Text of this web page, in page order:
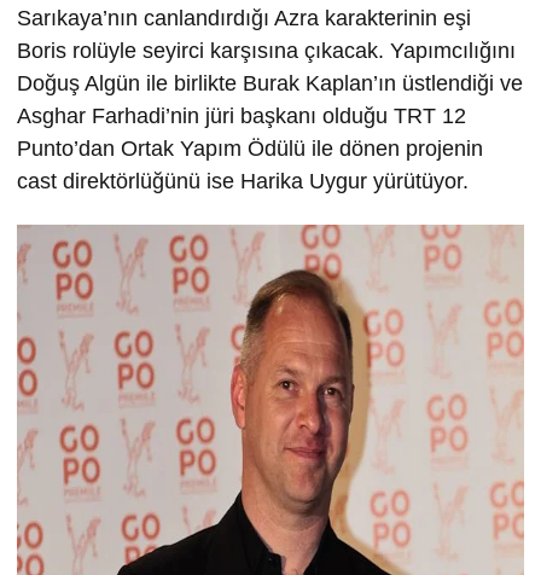
Sarıkaya’nın canlandırdığı Azra karakterinin eşi
Boris rolüyle seyirci karşısına çıkacak. Yapımcılığını
Doğuş Algün ile birlikte Burak Kaplan’ın üstlendiği ve
Asghar Farhadi’nin jüri başkanı olduğu TRT 12
Punto’dan Ortak Yapım Ödülü ile dönen projenin
cast direktörlüğünü ise Harika Uygur yürütüyor.